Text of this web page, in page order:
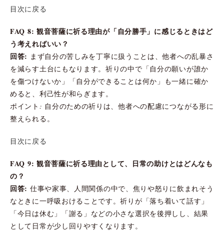
目次に戻る
FAQ 8: 観音菩薩に祈る理由が「自分勝手」に感じるときはど
う考えればいい？
回答: まず自分の苦しみを丁寧に扱うことは、他者への乱暴さ
を減らす土台にもなります。祈りの中で「自分の願いが誰か
を傷つけないか」「自分ができることは何か」も一緒に確か
めると、利己性が和らぎます。
ポイント: 自分のための祈りは、他者への配慮につながる形に
整えられる。
目次に戻る
FAQ 9: 観音菩薩に祈る理由として、日常の助けとはどんなも
の？
回答: 仕事や家事、人間関係の中で、焦りや怒りに飲まれそう
なときに一呼吸おけることです。祈りが「落ち着いて話す」
「今日は休む」「謝る」などの小さな選択を後押しし、結果
として日常が少し回りやすくなります。